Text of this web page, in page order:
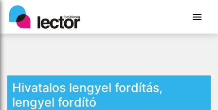
Hivatalos lengyel fordítás,
lengyel fordító